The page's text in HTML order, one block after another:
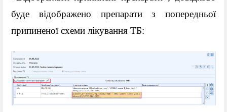
буде відображено препарати з попередньої
припиненої схеми лікування ТБ: